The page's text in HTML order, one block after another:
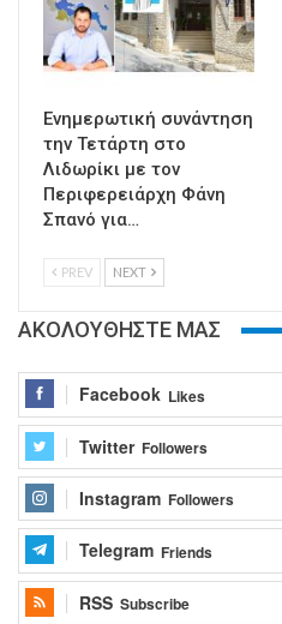
Ενημερωτική συνάντηση
την Τετάρτη στο
Λιδωρίκι με τον
Περιφερειάρχη Φάνη
Σπανό για…
PREV NEXT
ΑΚΟΛΟΥΘΗΣΤΕ ΜΑΣ
Facebook Likes
Twitter Followers
Instagram Followers
Telegram Friends
RSS Subscribe